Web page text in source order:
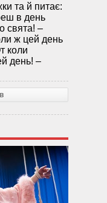
та й питає:
в день
свята! –
ж цей день
коли
день! –